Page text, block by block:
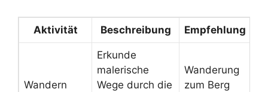
Aktivität Beschreibung Empfehlung
Wandern
Erkunde
malerische
Wege durch die
Wanderung
zum Berg